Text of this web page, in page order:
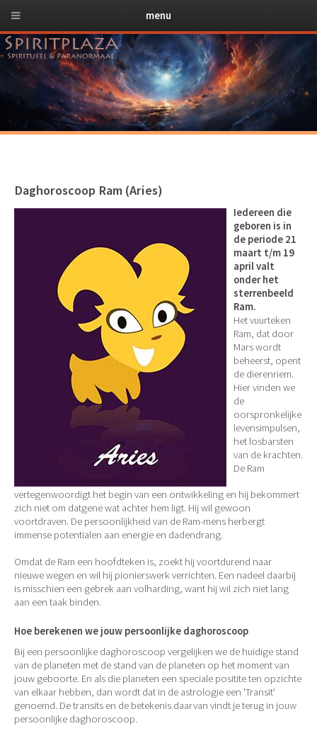
Daghoroscoop Ram (Aries)
Iedereen die
geboren is in
de periode 21
maart t/m 19
april valt
onder het
sterrenbeeld
Ram.
Het vuurteken
Ram, dat door
Mars wordt
beheerst, opent
de dierenriem.
Hier vinden we
de
oorspronkelijke
levensimpulsen,
het losbarsten
van de krachten.
De Ram
vertegenwoordigt het begin van een ontwikkeling en hij bekommert
zich niet om datgene wat achter hem ligt. Hij wil gewoon
voortdraven. De persoonlijkheid van de Ram-mens herbergt
immense potentialen aan energie en dadendrang.
Omdat de Ram een hoofdteken is, zoekt hij voortdurend naar
nieuwe wegen en wil hij pionierswerk verrichten. Een nadeel daarbij
is misschien een gebrek aan volharding, want hij wil zich niet lang
aan een taak binden.
Hoe berekenen we jouw persoonlijke daghoroscoop
Bij een persoonlijke daghoroscoop vergelijken we de huidige stand
van de planeten met de stand van de planeten op het moment van
jouw geboorte. En als die planeten een speciale positite ten opzichte
van elkaar hebben, dan wordt dat in de astrologie een 'Transit'
genoemd. De transits en de betekenis daarvan vindt je terug in jouw
persoonlijke daghoroscoop.
menu